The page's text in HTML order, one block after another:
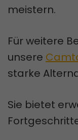
meistern.
Für weitere
unsere
starke
Sie bietet